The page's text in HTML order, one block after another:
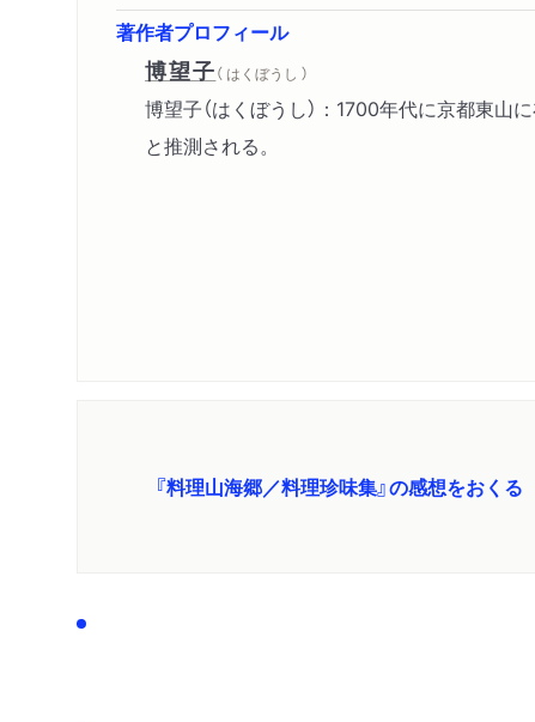
著作者プロフィール
博望子（ はくぼうし ）
博望子（はくぼうし）：1700年代に京都東山
と推測される。
『料理山海郷／料理珍味集』の感想をおくる